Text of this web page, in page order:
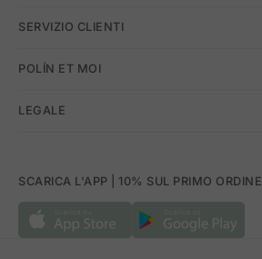
SERVIZIO CLIENTI
POLÍN ET MOI
LEGALE
SCARICA L'APP | 10% SUL PRIMO ORDINE